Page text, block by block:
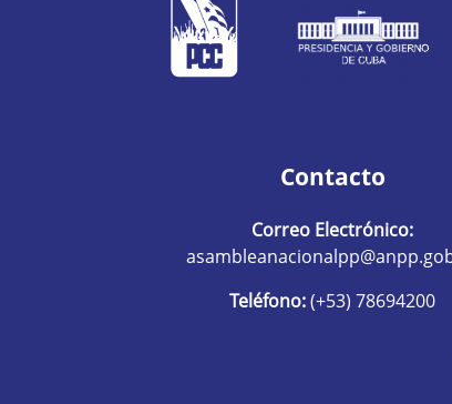
Contacto
Correo Electrónico:
Teléfono:(+53) 78694200